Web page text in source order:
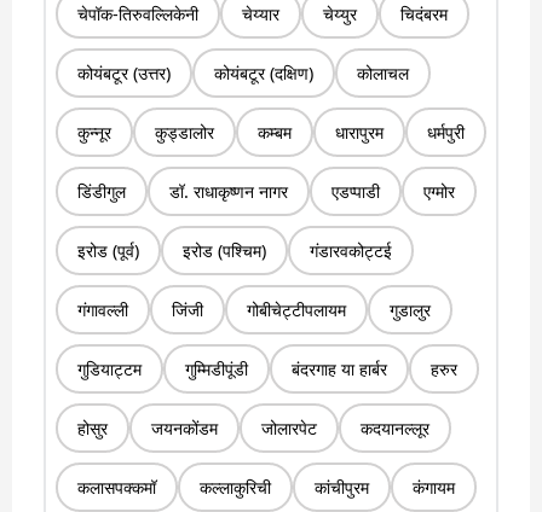
चेपॉक-तिरुवल्लिकेनी चेय्यार चेय्युर चिदंबरम
कोयंबटूर (उत्तर) कोयंबटूर (दक्षिण) कोलाचल
कुन्नूर कुड्डालोर कम्बम धारापुरम धर्मपुरी
डिंडीगुल डॉ. राधाकृष्णन नागर एडप्पाडी एग्मोर
इरोड (पूर्व) इरोड (पश्चिम) गंडारवकोट्टई
गंगावल्ली जिंजी गोबीचेट्टीपलायम गुडालुर
गुडियाट्टम गुम्मिडीपूंडी बंदरगाह या हार्बर हरुर
होसुर जयनकोंडम जोलारपेट कदयानल्लूर
कलासपक्कमॉ कल्लाकुरिची कांचीपुरम कंगायम